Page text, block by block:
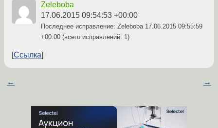
Zeleboba
17.06.2015 09:54:53 +00:00
Последнее исправление: Zeleboba 17.06.2015 09:55:59
+00:00 (всего исправлений: 1)
Ссылка
← →